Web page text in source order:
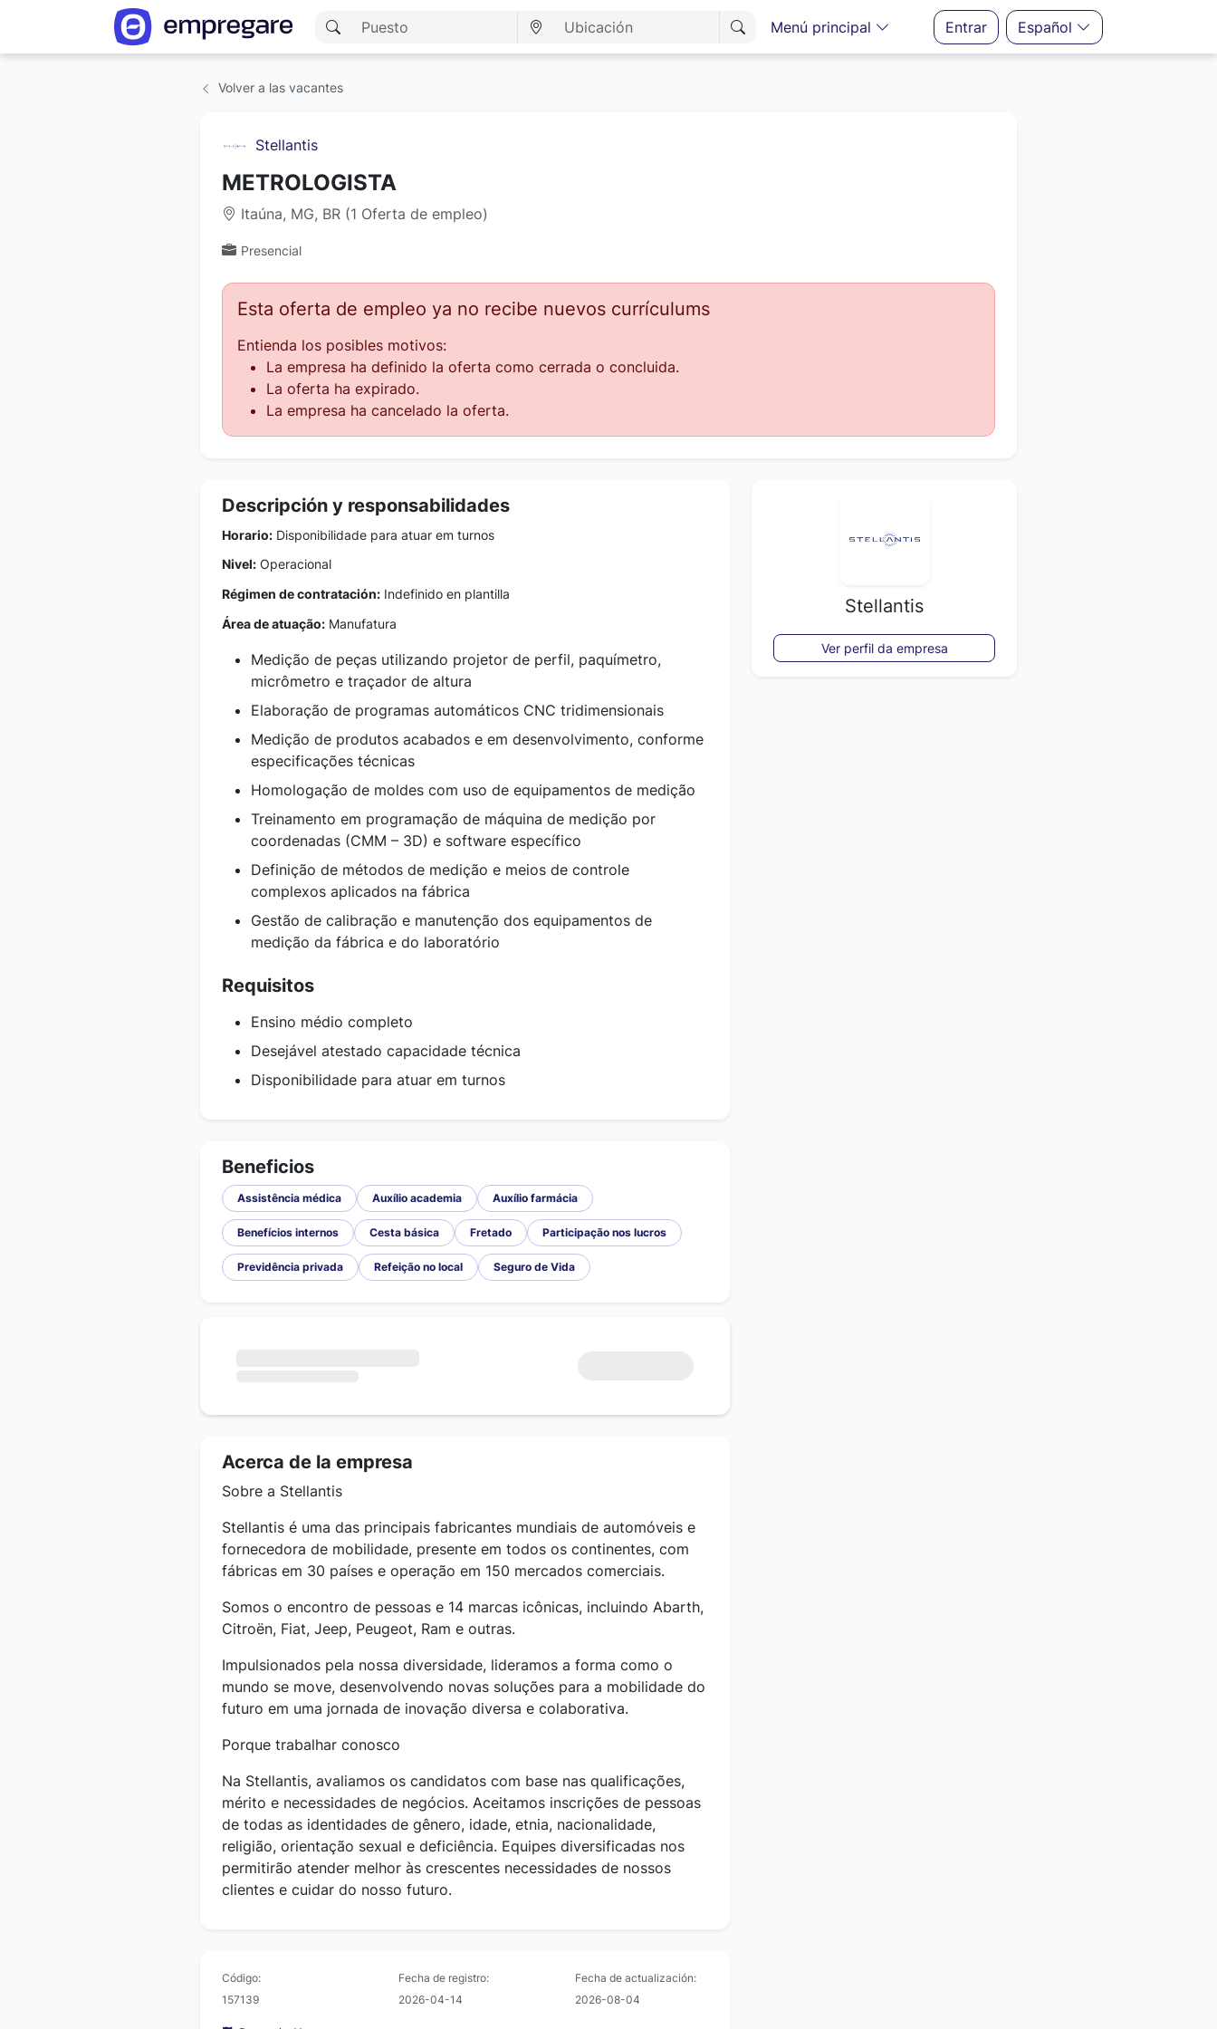
Menú principal Entrar Español
Volver a las vacantes
Stellantis
METROLOGISTA
Itaúna, MG, BR (1 Oferta de empleo)
Presencial
Esta oferta de empleo ya no recibe nuevos currículums
Entienda los posibles motivos:
La empresa ha definido la oferta como cerrada o concluida.
La oferta ha expirado.
La empresa ha cancelado la oferta.
Descripción y responsabilidades
Horario: Disponibilidade para atuar em turnos
Nivel: Operacional
Régimen de contratación: Indefinido en plantilla
Área de atuação: Manufatura
Medição de peças utilizando projetor de perfil, paquímetro,
micrômetro e traçador de altura
Elaboração de programas automáticos CNC tridimensionais
Medição de produtos acabados e em desenvolvimento, conforme
especificações técnicas
Homologação de moldes com uso de equipamentos de medição
Treinamento em programação de máquina de medição por
coordenadas (CMM – 3D) e software específico
Definição de métodos de medição e meios de controle
complexos aplicados na fábrica
Gestão de calibração e manutenção dos equipamentos de
medição da fábrica e do laboratório
Requisitos
Ensino médio completo
Desejável atestado capacidade técnica
Disponibilidade para atuar em turnos
Beneficios
Assistência médica Auxílio academia Auxílio farmácia
Benefícios internos Cesta básica Fretado Participação nos lucros
Previdência privada Refeição no local Seguro de Vida
Acerca de la empresa
Sobre a Stellantis
Stellantis é uma das principais fabricantes mundiais de automóveis e
fornecedora de mobilidade, presente em todos os continentes, com
fábricas em 30 países e operação em 150 mercados comerciais.
Somos o encontro de pessoas e 14 marcas icônicas, incluindo Abarth,
Citroën, Fiat, Jeep, Peugeot, Ram e outras.
Impulsionados pela nossa diversidade, lideramos a forma como o
mundo se move, desenvolvendo novas soluções para a mobilidade do
futuro em uma jornada de inovação diversa e colaborativa.
Porque trabalhar conosco
Na Stellantis, avaliamos os candidatos com base nas qualificações,
mérito e necessidades de negócios. Aceitamos inscrições de pessoas
de todas as identidades de gênero, idade, etnia, nacionalidade,
religião, orientação sexual e deficiência. Equipes diversificadas nos
permitirão atender melhor às crescentes necessidades de nossos
clientes e cuidar do nosso futuro.
Código:
157139
Fecha de registro:
2026-04-14
Fecha de actualización:
2026-08-04
Stellantis
Ver perfil da empresa